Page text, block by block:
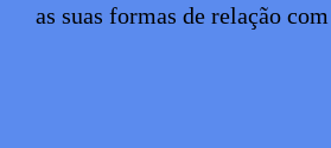
as suas formas de relação